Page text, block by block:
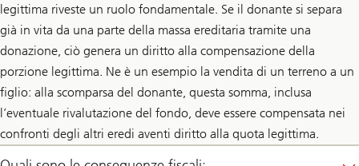
legittima riveste un ruolo fondamentale. Se il donante si separa
già in vita da una parte della massa ereditaria tramite una
donazione, ciò genera un diritto alla compensazione della
porzione legittima. Ne è un esempio la vendita di un terreno a un
figlio: alla scomparsa del donante, questa somma, inclusa
l’eventuale rivalutazione del fondo, deve essere compensata nei
confronti degli altri eredi aventi diritto alla quota legittima.